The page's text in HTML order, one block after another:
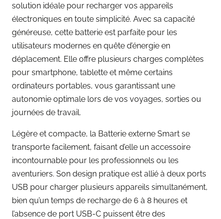
solution idéale pour recharger vos appareils
électroniques en toute simplicité. Avec sa capacité
généreuse, cette batterie est parfaite pour les
utilisateurs modernes en quête d’énergie en
déplacement. Elle offre plusieurs charges complètes
pour smartphone, tablette et même certains
ordinateurs portables, vous garantissant une
autonomie optimale lors de vos voyages, sorties ou
journées de travail.
Légère et compacte, la Batterie externe Smart se
transporte facilement, faisant d’elle un accessoire
incontournable pour les professionnels ou les
aventuriers. Son design pratique est allié à deux ports
USB pour charger plusieurs appareils simultanément,
bien qu’un temps de recharge de 6 à 8 heures et
l’absence de port USB-C puissent être des